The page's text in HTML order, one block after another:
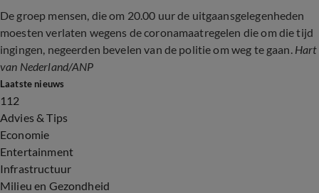
De groep mensen, die om 20.00 uur de uitgaansgelegenheden
moesten verlaten wegens de coronamaatregelen die om die tijd
ingingen, negeerden bevelen van de politie om weg te gaan. Hart
van Nederland/ANP
Laatste nieuws
112
Advies & Tips
Economie
Entertainment
Infrastructuur
Milieu en Gezondheid